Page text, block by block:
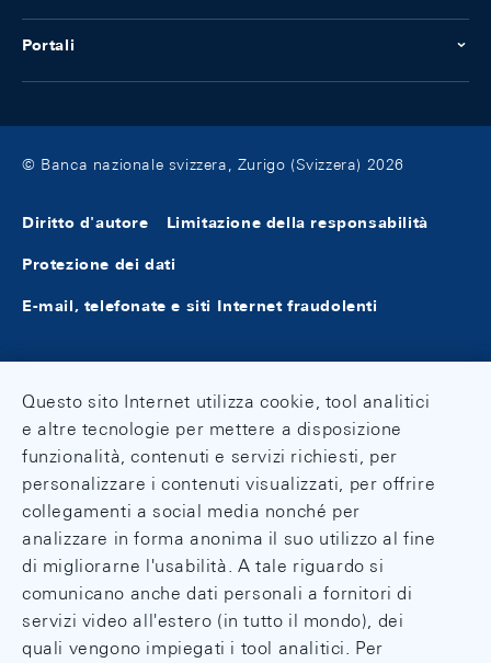
Portali
© Banca nazionale svizzera, Zurigo (Svizzera) 2026
Diritto d'autore Limitazione della responsabilità
Protezione dei dati
E-mail, telefonate e siti Internet fraudolenti
Questo sito Internet utilizza cookie, tool analitici
e altre tecnologie per mettere a disposizione
funzionalità, contenuti e servizi richiesti, per
personalizzare i contenuti visualizzati, per offrire
collegamenti a social media nonché per
analizzare in forma anonima il suo utilizzo al fine
di migliorarne l'usabilità. A tale riguardo si
comunicano anche dati personali a fornitori di
servizi video all'estero (in tutto il mondo), dei
quali vengono impiegati i tool analitici. Per